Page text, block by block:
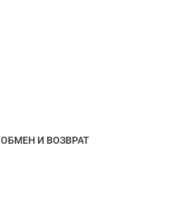
ОБМЕН И ВОЗВРАТ